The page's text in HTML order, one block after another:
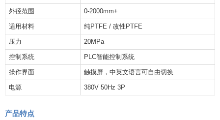
外径范围 0-2000mm+
适用材料 纯PTFE / 改性 PTFE
压力 20MPa
控制系统 PLC智能控制系统
操作界面 触摸屏，中英文语言可自由切换
电源 380V 50Hz 3P
产品特点